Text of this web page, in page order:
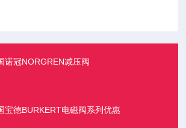
诺冠NORGREN减压阀
宝德BURKERT电磁阀系列优惠